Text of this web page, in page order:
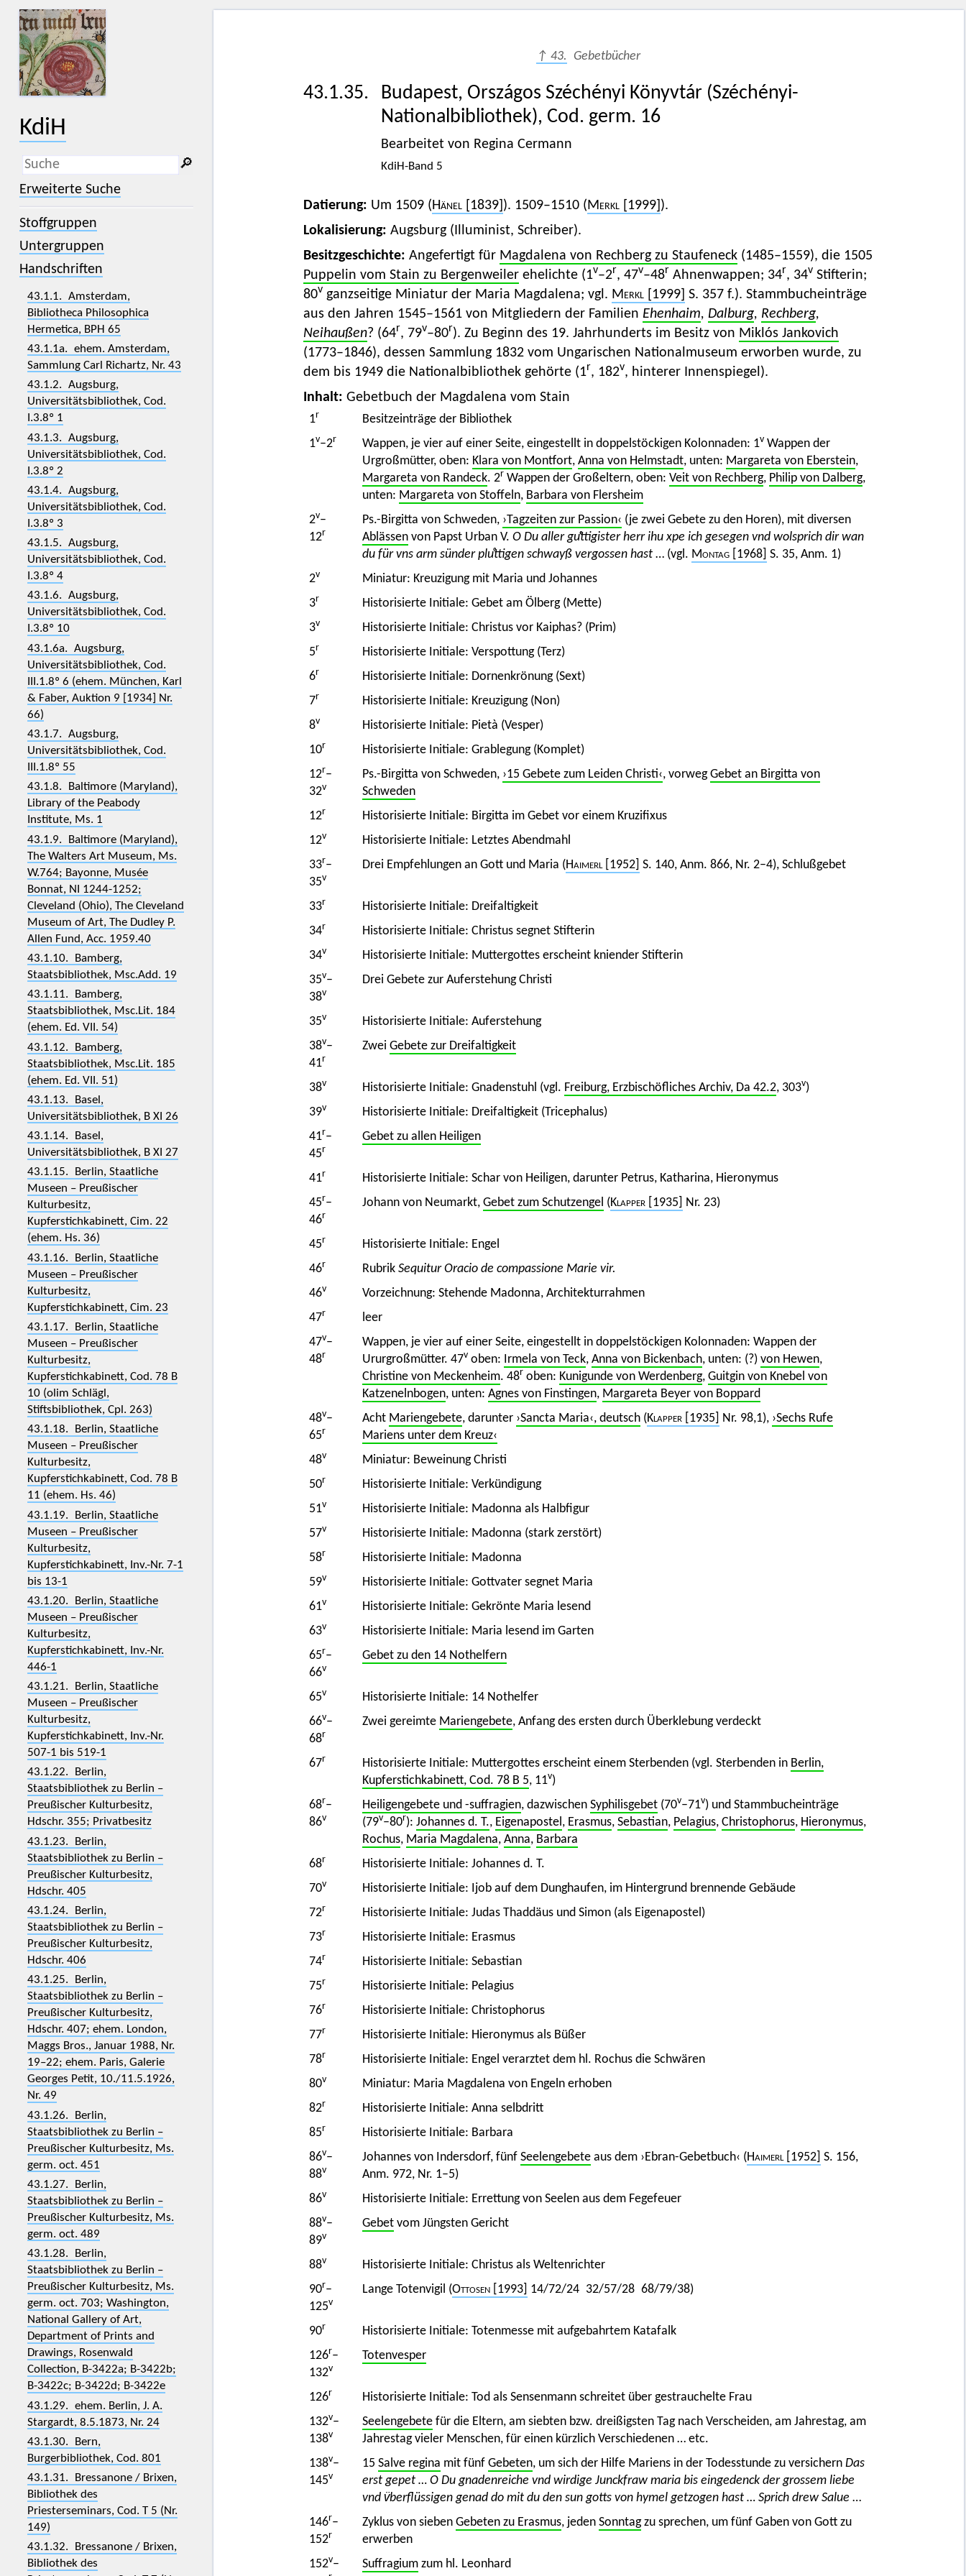
KdiH
_
(der Unterstrich) ist Platzhalter für
genau ein Zeichen.
% (das Prozentzeichen) ist Platzhalter
für kein, ein oder mehr als ein
🔎︎
Erweiterte Suche
Stoffgruppen
Untergruppen
Handschriften
43.1.1. Amsterdam,
Bibliotheca Philosophica
Hermetica, BPH 65
43.1.1a. ehem. Amsterdam,
Sammlung Carl Richartz, Nr. 43
43.1.2. Augsburg,
Universitätsbibliothek, Cod.
I.3.8º 1
43.1.3. Augsburg,
Universitätsbibliothek, Cod.
I.3.8º 2
43.1.4. Augsburg,
Universitätsbibliothek, Cod.
I.3.8º 3
43.1.5. Augsburg,
Universitätsbibliothek, Cod.
I.3.8º 4
43.1.6. Augsburg,
Universitätsbibliothek, Cod.
I.3.8º 10
43.1.6a. Augsburg,
Universitätsbibliothek, Cod.
III.1.8º 6 (ehem. München, Karl
& Faber, Auktion 9 [1934] Nr.
66)
43.1.7. Augsburg,
Universitätsbibliothek, Cod.
III.1.8º 55
43.1.8. Baltimore (Maryland),
Library of the Peabody
Institute, Ms. 1
43.1.9. Baltimore (Maryland),
The Walters Art Museum, Ms.
W.764; Bayonne, Musée
Bonnat, NI 1244-1252;
Cleveland (Ohio), The Cleveland
Museum of Art, The Dudley P.
Allen Fund, Acc. 1959.40
43.1.10. Bamberg,
Staatsbibliothek, Msc.Add. 19
43.1.11. Bamberg,
Staatsbibliothek, Msc.Lit. 184
(ehem. Ed. VII. 54)
43.1.12. Bamberg,
Staatsbibliothek, Msc.Lit. 185
(ehem. Ed. VII. 51)
43.1.13. Basel,
Universitätsbibliothek, B XI 26
43.1.14. Basel,
Universitätsbibliothek, B XI 27
43.1.15. Berlin, Staatliche
Museen – Preußischer
Kulturbesitz,
Kupferstichkabinett, Cim. 22
(ehem. Hs. 36)
43.1.16. Berlin, Staatliche
Museen – Preußischer
Kulturbesitz,
Kupferstichkabinett, Cim. 23
43.1.17. Berlin, Staatliche
Museen – Preußischer
Kulturbesitz,
Kupferstichkabinett, Cod. 78 B
10 (olim Schlägl,
Stiftsbibliothek, Cpl. 263)
43.1.18. Berlin, Staatliche
Museen – Preußischer
Kulturbesitz,
Kupferstichkabinett, Cod. 78 B
11 (ehem. Hs. 46)
43.1.19. Berlin, Staatliche
Museen – Preußischer
Kulturbesitz,
Kupferstichkabinett, Inv.-Nr. 7-1
bis 13-1
43.1.20. Berlin, Staatliche
Museen – Preußischer
Kulturbesitz,
Kupferstichkabinett, Inv.-Nr.
446-1
43.1.21. Berlin, Staatliche
Museen – Preußischer
Kulturbesitz,
Kupferstichkabinett, Inv.-Nr.
507-1 bis 519-1
43.1.22. Berlin,
Staatsbibliothek zu Berlin –
Preußischer Kulturbesitz,
Hdschr. 355; Privatbesitz
43.1.23. Berlin,
Staatsbibliothek zu Berlin –
Preußischer Kulturbesitz,
Hdschr. 405
43.1.24. Berlin,
Staatsbibliothek zu Berlin –
Preußischer Kulturbesitz,
Hdschr. 406
43.1.25. Berlin,
Staatsbibliothek zu Berlin –
Preußischer Kulturbesitz,
Hdschr. 407; ehem. London,
Maggs Bros., Januar 1988, Nr.
19–22; ehem. Paris, Galerie
Georges Petit, 10./11.5.1926,
Nr. 49
43.1.26. Berlin,
Staatsbibliothek zu Berlin –
Preußischer Kulturbesitz, Ms.
germ. oct. 451
43.1.27. Berlin,
Staatsbibliothek zu Berlin –
Preußischer Kulturbesitz, Ms.
germ. oct. 489
43.1.28. Berlin,
Staatsbibliothek zu Berlin –
Preußischer Kulturbesitz, Ms.
germ. oct. 703; Washington,
National Gallery of Art,
Department of Prints and
Drawings, Rosenwald
Collection, B-3422a; B-3422b;
B-3422c; B-3422d; B-3422e
43.1.29. ehem. Berlin, J. A.
Stargardt, 8.5.1873, Nr. 24
43.1.30. Bern,
Burgerbibliothek, Cod. 801
43.1.31. Bressanone / Brixen,
Bibliothek des
Priesterseminars, Cod. T 5 (Nr.
149)
43.1.32. Bressanone / Brixen,
Bibliothek des
↑ 43. Gebetbücher
43.1.35.
Budapest, Országos Széchényi Könyvtár (Széchényi-
Nationalbibliothek), Cod. germ. 16
Bearbeitet von Regina Cermann
KdiH-Band 5
Datierung: Um 1509 (Hänel[1839] ). 1509–1510 (Merkl[1999] ).
Lokalisierung: Augsburg (Illuminist, Schreiber).
Besitzgeschichte: Angefertigt für Magdalena von Rechberg zu Staufeneck(1485–1559), die 1505
Puppelin vom Stain zu Bergenweilerehelichte (1v–2r, 47v–48r Ahnenwappen; 34r, 34v Stifterin;
80v ganzseitige Miniatur der Maria Magdalena; vgl. Merkl[1999] S. 357 f.). Stammbucheinträge
aus den Jahren 1545–1561 von Mitgliedern der Familien Ehenhaim, Dalburg, Rechberg,
Neihaußen? (64r, 79v–80r). Zu Beginn des 19. Jahrhunderts im Besitz von Miklós Jankovich
(1773–1846), dessen Sammlung 1832 vom Ungarischen Nationalmuseum erworben wurde, zu
dem bis 1949 die Nationalbibliothek gehörte (1r, 182v, hinterer Innenspiegel).
Inhalt: Gebetbuch der Magdalena vom Stain
1r
Besitzeinträge der Bibliothek
1v–2r Wappen, je vier auf einer Seite, eingestellt in doppelstöckigen Kolonnaden: 1v Wappen der
Urgroßmütter, oben: Klara von Montfort, Anna von Helmstadt, unten: Margareta von Eberstein,
Margareta von Randeck. 2r Wappen der Großeltern, oben: Veit von Rechberg, Philip von Dalberg,
unten: Margareta von Stoffeln, Barbara von Flersheim
2v–
12r
Ps.-Birgitta von Schweden, ›Tagzeiten zur Passion‹ (je zwei Gebete zu den Horen), mit diversen
Ablässenvon Papst Urban V. O Du aller guͤttigister herr ihu xpe ich gesegen vnd wolsprich dir wan
du für vns arm sünder pluͦttigen schwayß vergossen hast… (vgl. Montag[1968] S. 35, Anm. 1)
2v
Miniatur: Kreuzigung mit Maria und Johannes
3r
Historisierte Initiale: Gebet am Ölberg (Mette)
3v
Historisierte Initiale: Christus vor Kaiphas? (Prim)
5r
Historisierte Initiale: Verspottung (Terz)
6r
Historisierte Initiale: Dornenkrönung (Sext)
7r
Historisierte Initiale: Kreuzigung (Non)
8v
Historisierte Initiale: Pietà (Vesper)
10r
Historisierte Initiale: Grablegung (Komplet)
12r–
32v
Ps.-Birgitta von Schweden, ›15 Gebete zum Leiden Christi‹, vorwegGebet an Birgitta von
Schweden
12r
Historisierte Initiale: Birgitta im Gebet vor einem Kruzifixus
12v
Historisierte Initiale: Letztes Abendmahl
33r–
35v
Drei Empfehlungen an Gott und Maria (Haimerl[1952] S. 140, Anm. 866, Nr. 2–4), Schlußgebet
33r
Historisierte Initiale: Dreifaltigkeit
34r
Historisierte Initiale: Christus segnet Stifterin
34v
Historisierte Initiale: Muttergottes erscheint kniender Stifterin
35v–
38v
Drei Gebete zur Auferstehung Christi
35v
Historisierte Initiale: Auferstehung
38v–
41r
Zwei Gebete zur Dreifaltigkeit
38v Historisierte Initiale: Gnadenstuhl (vgl. Freiburg, Erzbischöfliches Archiv, Da 42.2, 303v)
39v
Historisierte Initiale: Dreifaltigkeit (Tricephalus)
41r–
45r
Gebet zu allen Heiligen
41r
Historisierte Initiale: Schar von Heiligen, darunter Petrus, Katharina, Hieronymus
45r–
46r
Johann von Neumarkt, Gebet zum Schutzengel (Klapper[1935] Nr. 23)
45r
Historisierte Initiale: Engel
46r Rubrik Sequitur Oracio de compassione Marie vir.
46v
Vorzeichnung: Stehende Madonna, Architekturrahmen
47r
leer
47v–
48r
Wappen, je vier auf einer Seite, eingestellt in doppelstöckigen Kolonnaden: Wappen der
Ururgroßmütter. 47v oben: Irmela von Teck, Anna von Bickenbach, unten: (?) von Hewen,
Christine von Meckenheim. 48r oben: Kunigunde von Werdenberg, Guitgin von Knebel von
Katzenelnbogen, unten: Agnes von Finstingen, Margareta Beyer von Boppard
48v–
65r
Acht Mariengebete, darunter ›Sancta Maria‹, deutsch(Klapper[1935] Nr. 98,1), ›Sechs Rufe
Mariens unter dem Kreuz‹
48v
Miniatur: Beweinung Christi
50r
Historisierte Initiale: Verkündigung
51v
Historisierte Initiale: Madonna als Halbfigur
57v
Historisierte Initiale: Madonna (stark zerstört)
58r
Historisierte Initiale: Madonna
59v
Historisierte Initiale: Gottvater segnet Maria
61v
Historisierte Initiale: Gekrönte Maria lesend
63v
Historisierte Initiale: Maria lesend im Garten
65r–
66v
Gebet zu den 14 Nothelfern
65v
Historisierte Initiale: 14 Nothelfer
66v–
68r
Zwei gereimte Mariengebete, Anfang des ersten durch Überklebung verdeckt
67r Historisierte Initiale: Muttergottes erscheint einem Sterbenden (vgl. Sterbenden in Berlin,
Kupferstichkabinett, Cod. 78 B 5, 11v)
68r–
86v
Heiligengebete und -suffragien, dazwischen Syphilisgebet(70v–71v) und Stammbucheinträge
(79v–80r): Johannes d. T., Eigenapostel, Erasmus, Sebastian, Pelagius, Christophorus, Hieronymus,
Rochus, Maria Magdalena, Anna, Barbara
68r
Historisierte Initiale: Johannes d. T.
70v
Historisierte Initiale: Ijob auf dem Dunghaufen, im Hintergrund brennende Gebäude
72r
Historisierte Initiale: Judas Thaddäus und Simon (als Eigenapostel)
73r
Historisierte Initiale: Erasmus
74r
Historisierte Initiale: Sebastian
75r
Historisierte Initiale: Pelagius
76r
Historisierte Initiale: Christophorus
77r
Historisierte Initiale: Hieronymus als Büßer
78r
Historisierte Initiale: Engel verarztet dem hl. Rochus die Schwären
80v
Miniatur: Maria Magdalena von Engeln erhoben
82r
Historisierte Initiale: Anna selbdritt
85r
Historisierte Initiale: Barbara
86v–
88v
Johannes von Indersdorf, fünf Seelengebeteaus dem ›Ebran-Gebetbuch‹ (Haimerl[1952] S. 156,
Anm. 972, Nr. 1–5)
86v
Historisierte Initiale: Errettung von Seelen aus dem Fegefeuer
88v–
89v
Gebetvom Jüngsten Gericht
88v
Historisierte Initiale: Christus als Weltenrichter
90r–
125v
Lange Totenvigil (Ottosen[1993] 14/72/24 32/57/28 68/79/38)
90r
Historisierte Initiale: Totenmesse mit aufgebahrtem Katafalk
126r–
132v
Totenvesper
126r
Historisierte Initiale: Tod als Sensenmann schreitet über gestrauchelte Frau
132v–
138v
Seelengebetefür die Eltern, am siebten bzw. dreißigsten Tag nach Verscheiden, am Jahrestag, am
Jahrestag vieler Menschen, für einen kürzlich Verschiedenen … etc.
138v–
145v
15 Salve regina mit fünf Gebeten, um sich der Hilfe Mariens in der Todesstunde zu versichern Das
erst gepet … O Du gnadenreiche vnd wirdige Junckfraw maria bis eingedenck der grossem liebe
vnd v̈berflüssigen genad do mit du den sun gotts von hymel getzogen hast … Sprich drew Salue …
146r–
152r
Zyklus von sieben Gebeten zu Erasmus, jeden Sonntagzu sprechen, um fünf Gaben von Gott zu
erwerben
152v–
Suffragiumzum hl. Leonhard